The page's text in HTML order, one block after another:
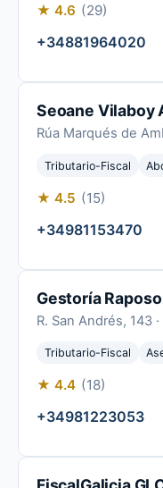
★ 4.6 (29)
+34881964020
Seoane Vilaboy
Rúa Marqués de
Tributario-Fiscal
★ 4.5 (15)
+34981153470
Gestoría
R. San Andrés, 143
Tributario-Fiscal
★ 4.4 (18)
+34981223053